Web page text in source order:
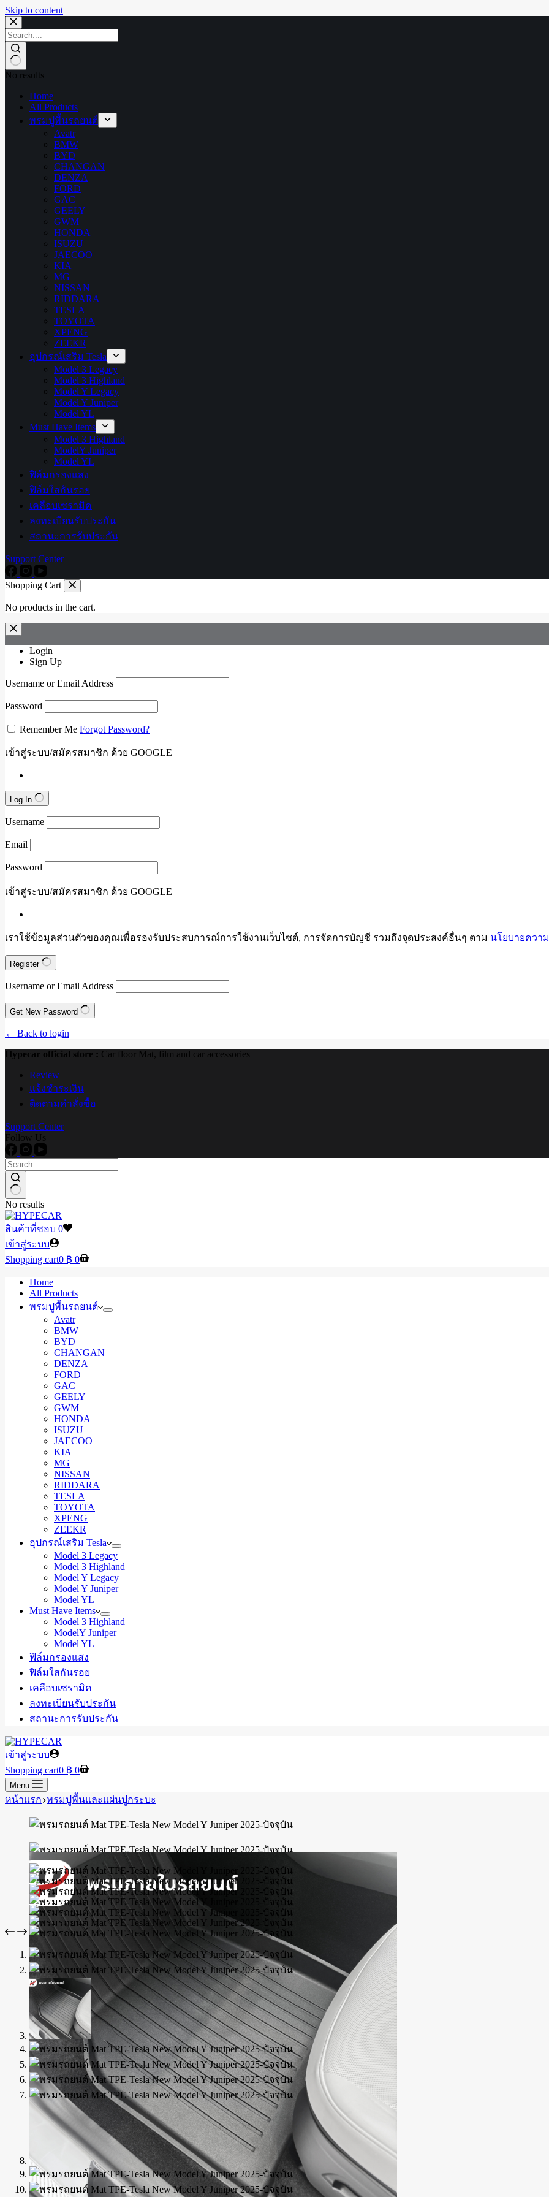
Skip to content
No results
Home
All Products
พรมปูพื้นรถยนต์
Avatr
BMW
BYD
CHANGAN
DENZA
FORD
GAC
GEELY
GWM
HONDA
ISUZU
JAECOO
KIA
MG
NISSAN
RIDDARA
TESLA
TOYOTA
XPENG
ZEEKR
อุปกรณ์เสริม Tesla
Model 3 Legacy
Model 3 Highland
Model Y Legacy
Model Y Juniper
Model YL
Must Have Items
Model 3 Highland
ModelY Juniper
Model YL
ฟิล์มกรองแสง
ฟิล์มใสกันรอย
เคลือบเซรามิค
ลงทะเบียนรับประกัน
สถานะการรับประกัน
Support Center
Shopping Cart
No products in the cart.
Login
Sign Up
Username or Email Address
Password
Remember Me Forgot Password?
เข้าสู่ระบบ/สมัครสมาชิก ด้วย GOOGLE
Log In
Username
Email
Password
เข้าสู่ระบบ/สมัครสมาชิก ด้วย GOOGLE
เราใช้ข้อมูลส่วนตัวของคุณเพื่อรองรับประสบการณ์การใช้งานเว็บไซต์, การจัดการบัญชี รวมถึงจุดประสงค์อื่นๆ ตาม นโยบายควา
Register
Username or Email Address
Get New Password
← Back to login
Hypecar official store : Car floor Mat, film and car accessories
Review
แจ้งชำระเงิน
ติดตามคำสั่งซื้อ
Support Center
Follow Us
No results
สินค้าที่ชอบ 0
เข้าสู่ระบบ
Shopping cart0 ฿ 0
Home
All Products
พรมปูพื้นรถยนต์
Avatr
BMW
BYD
CHANGAN
DENZA
FORD
GAC
GEELY
GWM
HONDA
ISUZU
JAECOO
KIA
MG
NISSAN
RIDDARA
TESLA
TOYOTA
XPENG
ZEEKR
อุปกรณ์เสริม Tesla
Model 3 Legacy
Model 3 Highland
Model Y Legacy
Model Y Juniper
Model YL
Must Have Items
Model 3 Highland
ModelY Juniper
Model YL
ฟิล์มกรองแสง
ฟิล์มใสกันรอย
เคลือบเซรามิค
ลงทะเบียนรับประกัน
สถานะการรับประกัน
เข้าสู่ระบบ
Shopping cart0 ฿ 0
Menu
หน้าแรก พรมปูพื้นและแผ่นปูกระบะ